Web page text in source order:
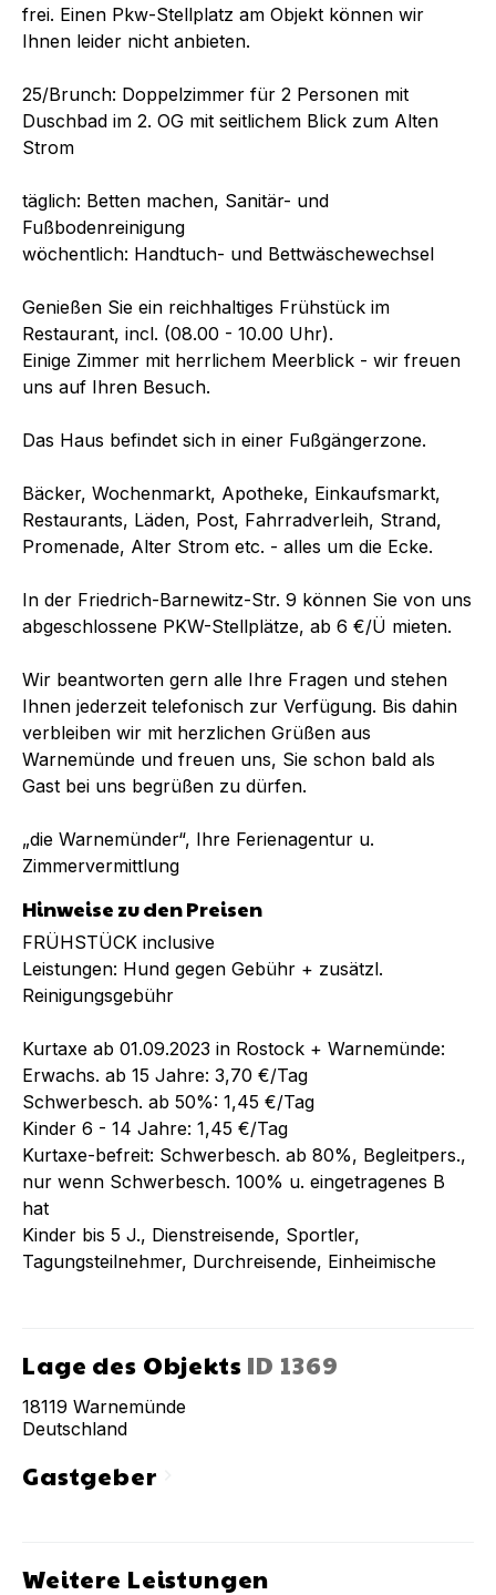
frei. Einen Pkw-Stellplatz am Objekt können wir
Ihnen leider nicht anbieten.
25/Brunch: Doppelzimmer für 2 Personen mit
Duschbad im 2. OG mit seitlichem Blick zum Alten
Strom
täglich: Betten machen, Sanitär- und
Fußbodenreinigung
wöchentlich: Handtuch- und Bettwäschewechsel
Genießen Sie ein reichhaltiges Frühstück im
Restaurant, incl. (08.00 - 10.00 Uhr).
Einige Zimmer mit herrlichem Meerblick - wir freuen
uns auf Ihren Besuch.
Das Haus befindet sich in einer Fußgängerzone.
Bäcker, Wochenmarkt, Apotheke, Einkaufsmarkt,
Restaurants, Läden, Post, Fahrradverleih, Strand,
Promenade, Alter Strom etc. - alles um die Ecke.
In der Friedrich-Barnewitz-Str. 9 können Sie von uns
abgeschlossene PKW-Stellplätze, ab 6 €/Ü mieten.
Wir beantworten gern alle Ihre Fragen und stehen
Ihnen jederzeit telefonisch zur Verfügung. Bis dahin
verbleiben wir mit herzlichen Grüßen aus
Warnemünde und freuen uns, Sie schon bald als
Gast bei uns begrüßen zu dürfen.
„die Warnemünder“, Ihre Ferienagentur u.
Zimmervermittlung
Hinweise zu den Preisen
FRÜHSTÜCK inclusive
Leistungen: Hund gegen Gebühr + zusätzl.
Reinigungsgebühr
Kurtaxe ab 01.09.2023 in Rostock + Warnemünde:
Erwachs. ab 15 Jahre: 3,70 €/Tag
Schwerbesch. ab 50%: 1,45 €/Tag
Kinder 6 - 14 Jahre: 1,45 €/Tag
Kurtaxe-befreit: Schwerbesch. ab 80%, Begleitpers.,
nur wenn Schwerbesch. 100% u. eingetragenes B
hat
Kinder bis 5 J., Dienstreisende, Sportler,
Tagungsteilnehmer, Durchreisende, Einheimische
Lage des Objekts ID 1369
18119 Warnemünde
Deutschland
Gastgeberchevron_right
Weitere Leistungen